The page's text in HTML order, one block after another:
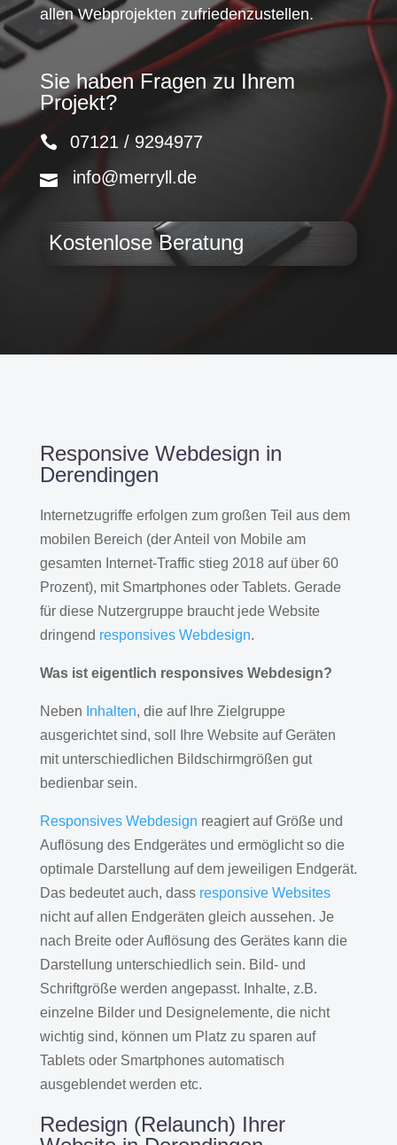
allen Webprojekten zufriedenzustellen.
Sie haben Fragen zu Ihrem
Projekt?
07121 / 9294977
info@merryll.de
Kostenlose Beratung
Responsive Webdesign in
Derendingen
Internetzugriffe erfolgen zum großen Teil aus dem
mobilen Bereich (der Anteil von Mobile am
gesamten Internet-Traffic stieg 2018 auf über 60
Prozent), mit Smartphones oder Tablets. Gerade
für diese Nutzergruppe braucht jede Website
dringend responsives Webdesign.
Was ist eigentlich responsives Webdesign?
Neben Inhalten, die auf Ihre Zielgruppe
ausgerichtet sind, soll Ihre Website auf Geräten
mit unterschiedlichen Bildschirmgrößen gut
bedienbar sein.
Responsives Webdesign reagiert auf Größe und
Auflösung des Endgerätes und ermöglicht so die
optimale Darstellung auf dem jeweiligen Endgerät.
Das bedeutet auch, dass responsive Websites
nicht auf allen Endgeräten gleich aussehen. Je
nach Breite oder Auflösung des Gerätes kann die
Darstellung unterschiedlich sein. Bild- und
Schriftgröße werden angepasst. Inhalte, z.B.
einzelne Bilder und Designelemente, die nicht
wichtig sind, können um Platz zu sparen auf
Tablets oder Smartphones automatisch
ausgeblendet werden etc.
Redesign (Relaunch) Ihrer